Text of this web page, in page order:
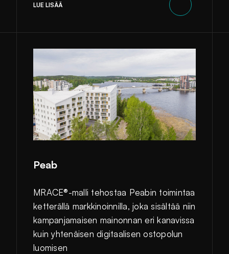
LUE LISÄÄ
Peab
MRACE®-malli tehostaa Peabin toimintaa
ketterällä markkinoinnilla, joka sisältää niin
kampanjamaisen mainonnan eri kanavissa
kuin yhtenäisen digitaalisen ostopolun
luomisen